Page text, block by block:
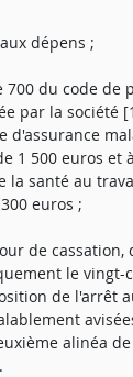
dépens ;
du code de
par la société
d'assurance
1 500 euros et
la santé au
euros ;
de cassation,
le
de l'arrêt
alinéa